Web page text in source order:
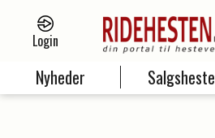
Login
Nyheder Salgsheste